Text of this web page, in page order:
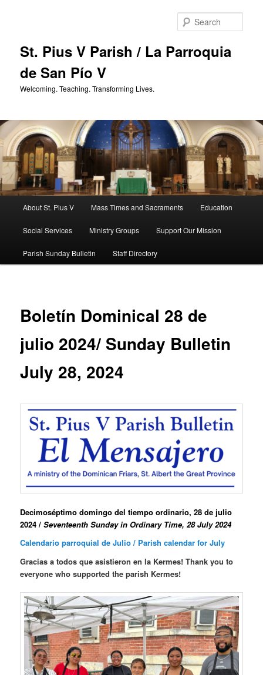
St. Pius V Parish / La Parroquia
de San Pío V
Welcoming. Teaching. Transforming Lives.
About St. Pius V Mass Times and Sacraments Education
Social Services Ministry Groups Support Our Mission
Parish Sunday Bulletin Staff Directory
Boletín Dominical 28 de
julio 2024/ Sunday Bulletin
July 28, 2024
Decimoséptimo domingo del tiempo ordinario, 28 de julio
2024 /Seventeenth Sunday in Ordinary Time, 28 July 2024
Calendario parroquial de Julio / Parish calendar for July
Gracias a todos que asistieron en la Kermes! Thank you to
everyone who supported the parish Kermes!